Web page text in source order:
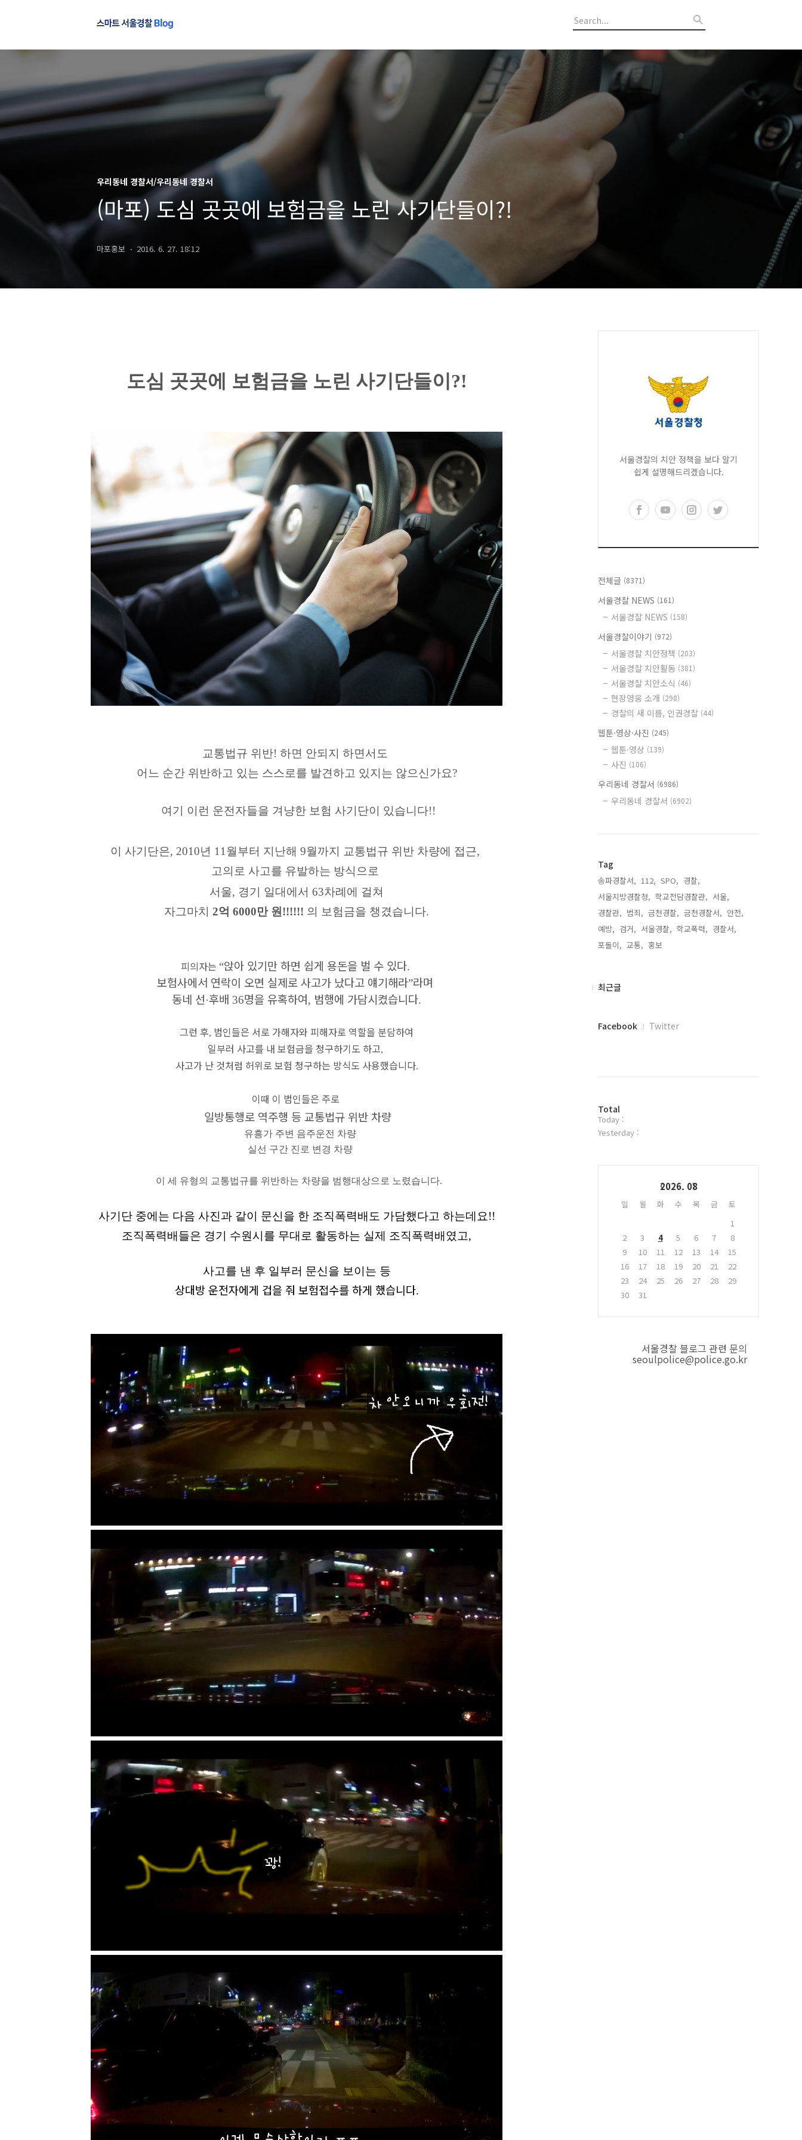
우리동네 경찰서/우리동네 경찰서
(마포) 도심 곳곳에 보험금을 노린 사기단들이?!
마포홍보 2016. 6. 27. 18:12
도심 곳곳에 보험금을 노린 사기단들이?!
교통법규 위반! 하면 안되지 하면서도
어느 순간 위반하고 있는 스스로를 발견하고 있지는 않으신가요?
여기 이런 운전자들을 겨냥한 보험 사기단이 있습니다!!
이 사기단은, 2010년 11월부터 지난해 9월까지
교통법규 위반 차량에 접근,
고의로 사고를 유발하는 방식으로
서울, 경기 일대에서 63차례에 걸쳐
자그마치 2억 6000만 원!!!!!! 의 보험금을 챙겼습니다.
피의자는 “앉아 있기만 하면 쉽게 용돈을 벌 수 있다.
보험사에서 연락이 오면 실제로 사고가 났다고 얘기해라”라며
동네 선·후배 36명을 유혹하여, 범행에 가담시켰습니다.
그런 후, 범인들은 서로 가해자와 피해자로 역할을 분담하여
일부러 사고를 내 보험금을 청구하기도 하고,
사고가 난 것처럼 허위로 보험 청구하는 방식도 사용했습니다.
이때 이 범인들은 주로
일방통행로 역주행 등 교통법규 위반 차량
유흥가 주변 음주운전 차량
실선 구간 진로 변경 차량
이 세 유형의 교통법규를 위반하는 차량을 범행대상으로 노렸습니다.
사기단 중에는 다음 사진과 같이 문신을 한 조직폭력배도 가담했다고 하는데요!!
조직폭력배들은 경기 수원시를 무대로 활동하는 실제 조직폭력배였고,
사고를 낸 후 일부러 문신을 보이는 등
상대방운전자에게 겁을 줘 보험접수를 하게 했습니다.
서울경찰의 치안 정책을 보다 알기
쉽게 설명해드리겠습니다.
전체글 (8371)
서울경찰 NEWS (161)
서울경찰 NEWS (158)
서울경찰이야기 (972)
서울경찰 치안정책 (203)
서울경찰 치안활동 (381)
서울경찰 치안소식 (46)
현장영웅 소개 (298)
경찰의 새 이름, 인권경찰 (44)
웹툰·영상·사진 (245)
웹툰·영상 (139)
사진 (106)
우리동네 경찰서 (6986)
우리동네 경찰서 (6902)
Tag
송파경찰서, 112, SPO, 경찰,
서울지방경찰청, 학교전담경찰관, 서울,
경찰관, 범죄, 금천경찰, 금천경찰서, 안전,
예방, 검거, 서울경찰, 학교폭력, 경찰서,
포돌이, 교통, 홍보,
최
최근글
페
플
러
그
Facebook Twitter
방
문
자
Total
Today :
Yesterday :
2026. 08
일 월 화 수 목 금
토
1
2
3 4 5 6 7
8
9
10 11 12 13 14
15
16
17 18 19 20 21
22
23
24 25 26 27 28
29
30
31
서울경찰 블로그 관련 문의
seoulpolice@police.go.kr